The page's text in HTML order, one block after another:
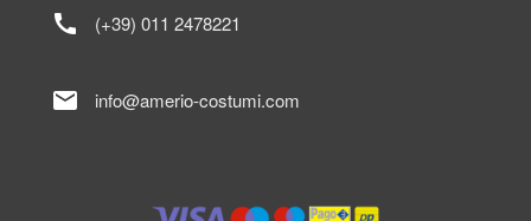
call (+39) 011 2478221
mail info@amerio-costumi.com